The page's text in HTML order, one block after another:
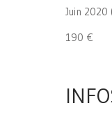
Juin 2020
190 €